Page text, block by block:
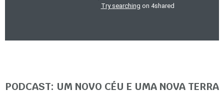
PODCAST: UM NOVO CÉU E UMA NOVA TERRA